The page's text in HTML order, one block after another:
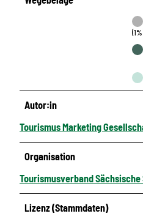
Autor:in
Tourismus Marketing
Organisation
Tourismusverband Sächsische
Lizenz (Stammdaten)